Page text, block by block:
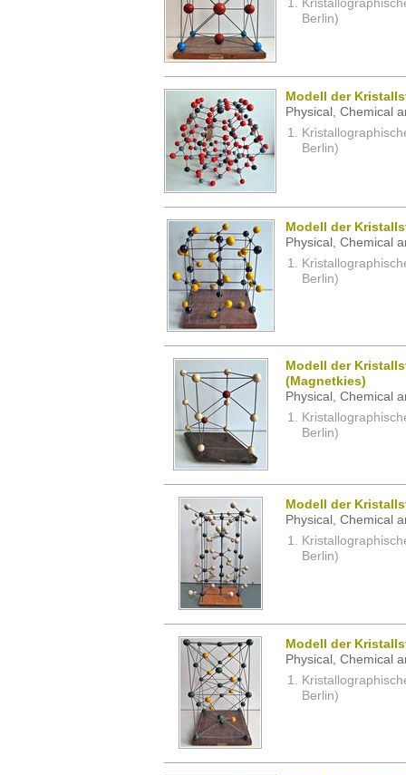
Berlin)
Modell der
Physical, Chemical
Berlin)
Modell der
Physical, Chemical
Berlin)
Modell der
(Magnetkies)
Physical, Chemical
Berlin)
Modell der
Physical, Chemical
Berlin)
Modell der
Physical, Chemical
Berlin)